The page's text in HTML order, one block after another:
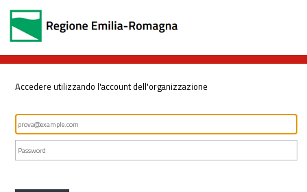
Accedere utilizzando l'account dell'organizzazione